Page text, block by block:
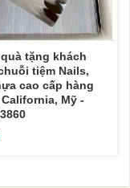
tặng khách
tiệm Nails,
cao cấp hàng
Mỹ -